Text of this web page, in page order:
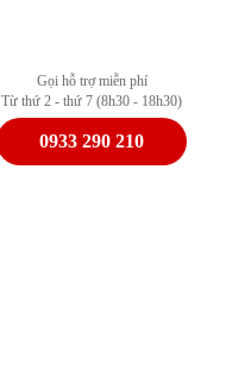
Gọi hỗ trợ miễn phí
Từ thứ 2 - thứ 7 (8h30 - 18h30)
0933 290 210